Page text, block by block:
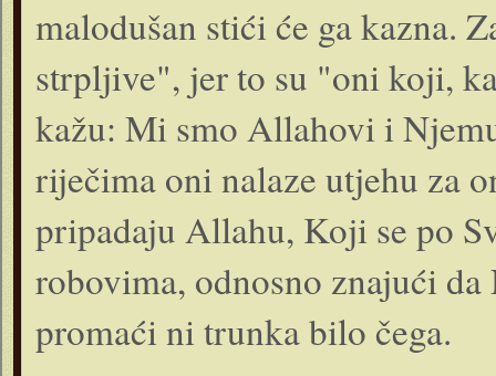
malodušan stići će ga kazna.
strpljive", jer to su "oni koji,
kažu: Mi smo Allahovi i
riječima oni nalaze utjehu za
pripadaju Allahu, Koji se po
robovima, odnosno znajući
promaći ni trunka bilo čega.